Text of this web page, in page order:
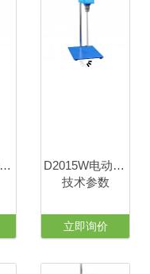
D2010W电动搅拌器
D2015W电动搅拌器
技术参数
立即询价